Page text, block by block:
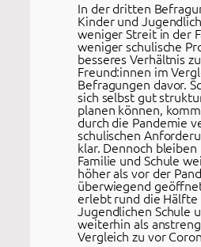
In der dritten
Kinder und
weniger Streit in der
weniger schulische
besseres Verhältnis
Freund:innen im
Befragungen davor.
sich selbst gut
planen können,
durch die Pandemie
schulischen
klar. Dennoch
Familie und Schule
höher als vor der
überwiegend
erlebt rund die Hälfte
Jugendlichen Schule
weiterhin als
Vergleich zu vor